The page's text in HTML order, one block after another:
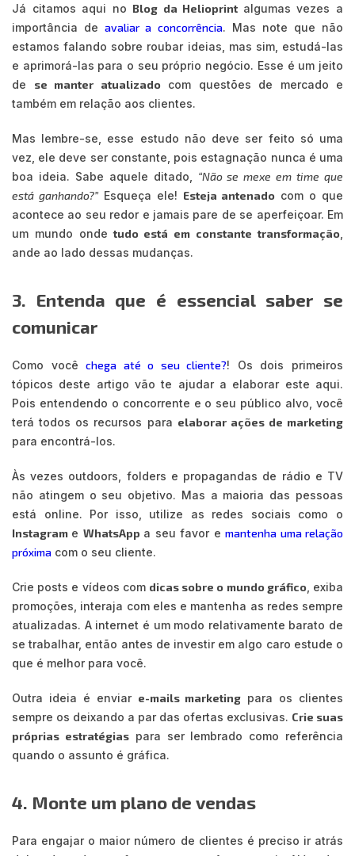
Já citamos aqui no Blog da Helioprint algumas vezes a
importância deavaliar a concorrência. Mas note que não
estamos falando sobre roubar ideias, mas sim, estudá-las
e aprimorá-las para o seu próprio negócio. Esse é um jeito
de se manter atualizadocom questões de mercado e
também em relação aos clientes.
Mas lembre-se, esse estudo não deve ser feito só uma
vez, ele deve ser constante, pois estagnação nunca é uma
boa ideia. Sabe aquele ditado, “Não se mexe em time que
está ganhando?”Esqueça ele! Esteja antenado com o que
acontece ao seu redor e jamais pare de se aperfeiçoar. Em
um mundo onde tudo está em constante transformação
ande ao lado dessas mudanças.
3. Entenda que é essencial saber se
comunicar
Como vocêchega até o seu cliente?! Os dois primeiros
tópicos deste artigo vão te ajudar a elaborar este aqui.
Pois entendendo o concorrente e o seu público alvo, você
terá todos os recursos para elaborar ações de marketing
para encontrá-los.
Às vezes outdoors, folders e propagandas de rádio e TV
não atingem o seu objetivo. Mas a maioria das pessoas
está online. Por isso, utilize as redes sociais como o
Instagram e WhatsApp a seu favor emantenha uma relação
próxima com o seu cliente.
Crie posts e vídeos com dicas sobre o mundo gráfico, exiba
promoções, interaja com eles e mantenha as redes sempre
atualizadas. A internet é um modo relativamente barato de
se trabalhar, então antes de investir em algo caro estude o
que é melhor para você.
Outra ideia é enviar e-mails marketing para os clientes
sempre os deixando a par das ofertas exclusivas. Crie suas
próprias estratégiaspara ser lembrado como referência
quando o assunto é gráfica.
4. Monte um plano de vendas
Para engajar o maior número de clientes é preciso ir atrás